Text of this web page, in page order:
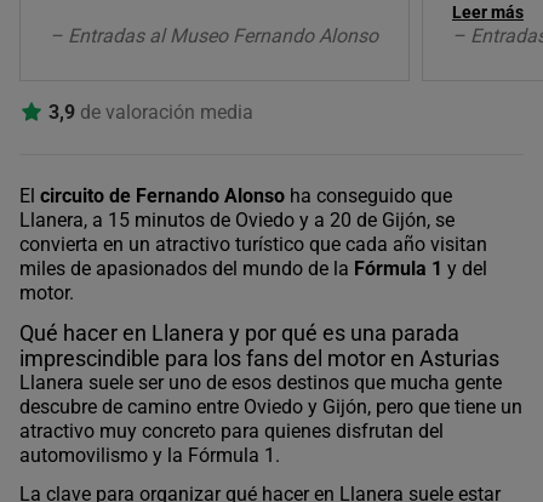
– Entradas al Museo Fernando Alonso
Leer más
–
3,9 de valoración media
El circuito de Fernando Alonso ha conseguido que
Llanera, a 15 minutos de Oviedo y a 20 de Gijón, se
convierta en un atractivo turístico que cada año visitan
miles de apasionados del mundo de la Fórmula 1 y del
motor.
Qué hacer en Llanera y por qué es una parada
imprescindible para los fans del motor en Asturias
Llanera suele ser uno de esos destinos que mucha gente
descubre de camino entre Oviedo y Gijón, pero que tiene un
atractivo muy concreto para quienes disfrutan del
automovilismo y la Fórmula 1.
La clave para organizar qué hacer en Llanera suele estar